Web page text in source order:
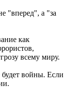
"вперед", а "за
как
всему миру.
войны. Если